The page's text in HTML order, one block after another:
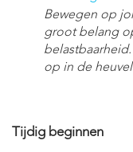
Bewegen op
groot belang
op in de
Tijdig beginnen